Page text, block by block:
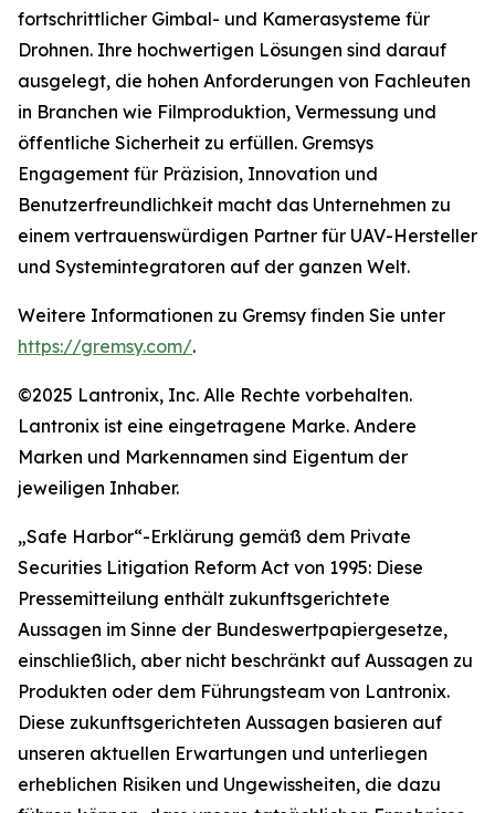
fortschrittlicher Gimbal- und Kamerasysteme für
Drohnen. Ihre hochwertigen Lösungen sind darauf
ausgelegt, die hohen Anforderungen von Fachleuten
in Branchen wie Filmproduktion, Vermessung und
öffentliche Sicherheit zu erfüllen. Gremsys
Engagement für Präzision, Innovation und
Benutzerfreundlichkeit macht das Unternehmen zu
einem vertrauenswürdigen Partner für UAV-Hersteller
und Systemintegratoren auf der ganzen Welt.
Weitere Informationen zu Gremsy finden Sie unter
https://gremsy.com/.
©2025 Lantronix, Inc. Alle Rechte vorbehalten.
Lantronix ist eine eingetragene Marke. Andere
Marken und Markennamen sind Eigentum der
jeweiligen Inhaber.
„Safe Harbor“-Erklärung gemäß dem Private
Securities Litigation Reform Act von 1995: Diese
Pressemitteilung enthält zukunftsgerichtete
Aussagen im Sinne der Bundeswertpapiergesetze,
einschließlich, aber nicht beschränkt auf Aussagen zu
Produkten oder dem Führungsteam von Lantronix.
Diese zukunftsgerichteten Aussagen basieren auf
unseren aktuellen Erwartungen und unterliegen
erheblichen Risiken und Ungewissheiten, die dazu